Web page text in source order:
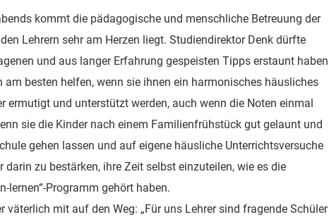
kommt die pädagogische und menschliche Betreuung der
Lehrern sehr am Herzen liegt. Studiendirektor Denk dürfte
und aus langer Erfahrung gespeisten Tipps erstaunt
am besten helfen, wenn sie ihnen ein harmonisches häusliches
ermutigt und unterstützt werden, auch wenn die Noten einmal
sie die Kinder nach einem Familienfrühstück gut gelaunt und
gehen lassen und auf eigene häusliche Unterrichtsversuche
darin zu bestärken, ihre Zeit selbst einzuteilen, wie es die
lernen“-Programm gehört haben.
mit auf den Weg: „Für uns Lehrer sind fragende Schüler